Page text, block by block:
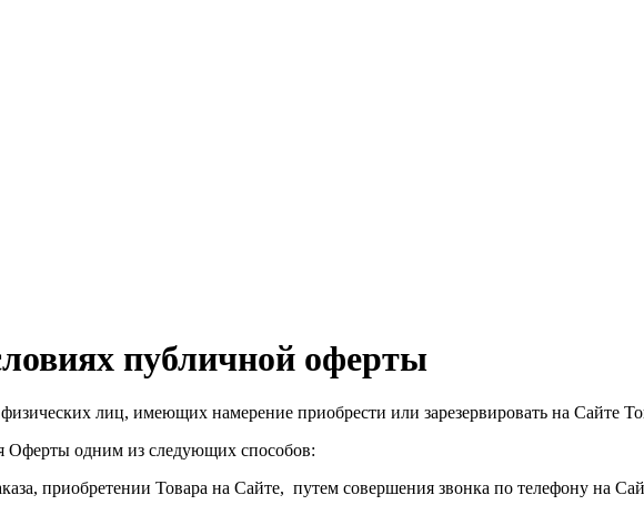
публичной оферты
лиц, имеющих намерение приобрести или зарезервировать на Сайте
Оферты одним из следующих способов:
приобретении Товара на Сайте, путем совершения звонка по телефону на